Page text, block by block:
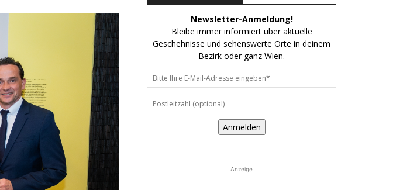
Newsletter-Anmeldung!
Bleibe immer informiert über aktuelle
Geschehnisse und sehenswerte Orte in deinem
Bezirk oder ganz Wien.
Anmelden
Anzeige